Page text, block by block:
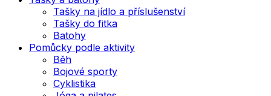
Tašky na jídlo a příslušenství
Tašky do fitka
Batohy
Pomůcky podle aktivity
Běh
Bojové sporty
Cyklistika